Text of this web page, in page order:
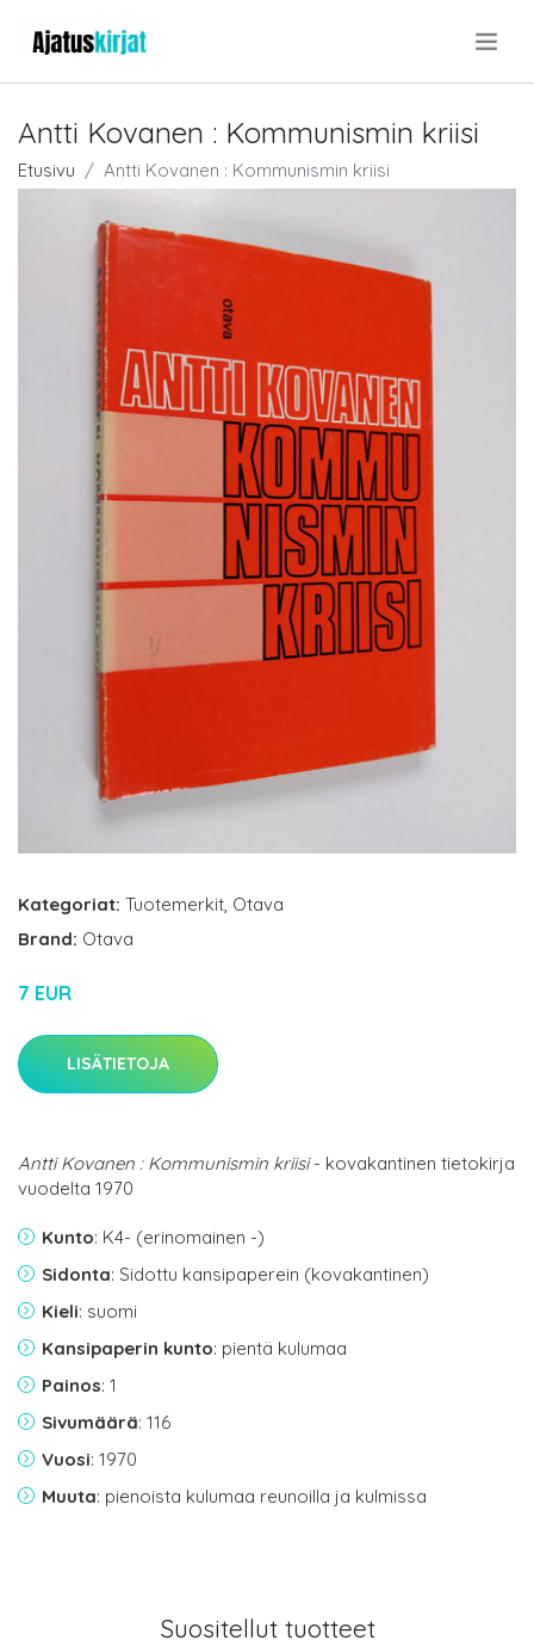
Antti Kovanen : Kommunismin kriisi
Etusivu Antti Kovanen : Kommunismin kriisi
Kategoriat: Tuotemerkit, Otava
Brand: Otava
7 EUR
LISÄTIETOJA
Antti Kovanen : Kommunismin kriisi- kovakantinen tietokirja
vuodelta 1970
Kunto: K4- (erinomainen -)
Sidonta: Sidottu kansipaperein (kovakantinen)
Kieli: suomi
Kansipaperin kunto: pientä kulumaa
Painos: 1
Sivumäärä: 116
Vuosi: 1970
Muuta: pienoista kulumaa reunoilla ja kulmissa
Suositellut tuotteet